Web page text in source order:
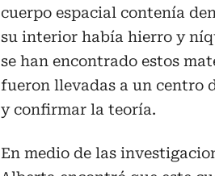
cuerpo espacial contenía
su interior había hierro y
se han encontrado estos
fueron llevadas a un centro
y confirmar la teoría.
En medio de las